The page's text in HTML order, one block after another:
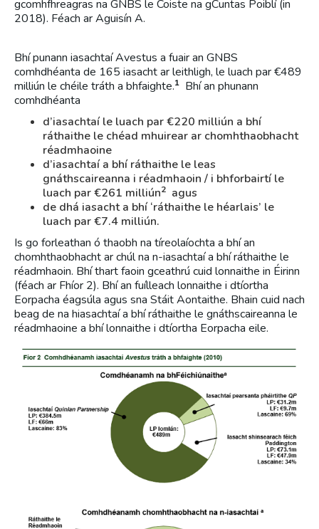
gcomhfhreagras na GNBS le Coiste na gCuntas Poiblí (in
2018). Féach ar Aguisín A.
Bhí punann iasachtaí Avestus a fuair an GNBS
comhdhéanta de 165 iasacht ar leithligh, le luach par €489
milliún le chéile tráth a bhfaighte.1 Bhí an phunann
comhdhéanta
d’iasachtaí le luach par €220 milliún a bhí
ráthaithe le chéad mhuirear ar chomhthaobhacht
réadmhaoine
d’iasachtaí a bhí ráthaithe le leas
gnáthscaireanna i réadmhaoin / i bhforbairtí le
luach par €261 milliún2 agus
de dhá iasacht a bhí ‘ráthaithe le héarlais’ le
luach par €7.4 milliún.
Is go forleathan ó thaobh na tíreolaíochta a bhí an
chomhthaobhacht ar chúl na n-iasachtaí a bhí ráthaithe le
réadmhaoin. Bhí thart faoin gceathrú cuid lonnaithe in Éirinn
(féach ar Fhíor 2). Bhí an fuílleach lonnaithe i dtíortha
Eorpacha éagsúla agus sna Stáit Aontaithe. Bhain cuid nach
beag de na hiasachtaí a bhí ráthaithe le gnáthscaireanna le
réadmhaoine a bhí lonnaithe i dtíortha Eorpacha eile.